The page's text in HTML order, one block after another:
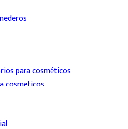
para cosméticos
cosmeticos